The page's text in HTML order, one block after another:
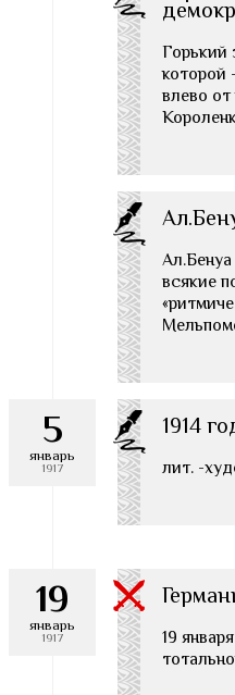
Горький
которой
влево от
Ал.Бенуа
всякие
5
январь
1917
1914
лит. -
19
январь
1917
19